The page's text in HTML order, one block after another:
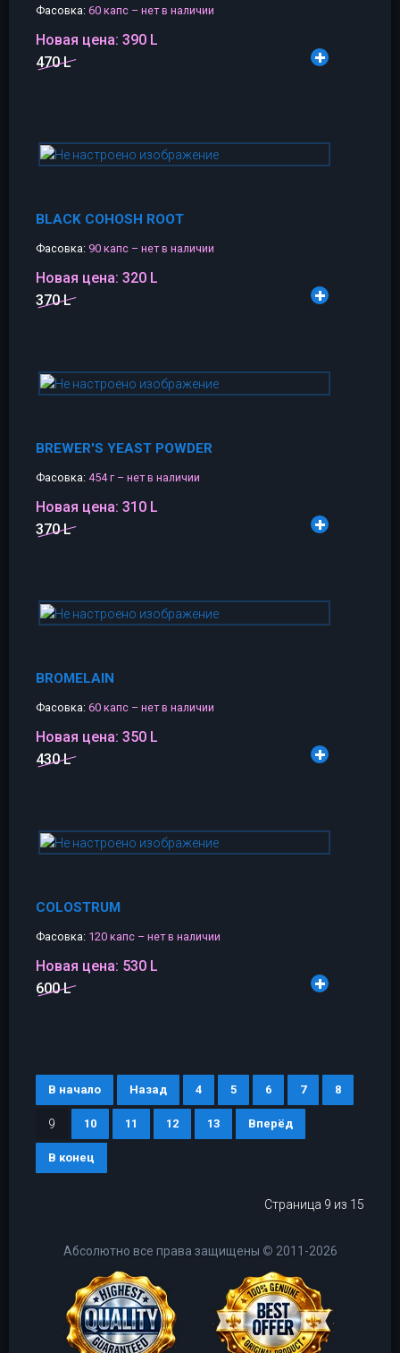
Фасовка: 60 капс – нет в наличии
Новая цена: 390 L
470 L
BLACK COHOSH ROOT
Фасовка: 90 капс – нет в наличии
Новая цена: 320 L
370 L
BREWER'S YEAST POWDER
Фасовка: 454 г – нет в наличии
Новая цена: 310 L
370 L
BROMELAIN
Фасовка: 60 капс – нет в наличии
Новая цена: 350 L
430 L
COLOSTRUM
Фасовка: 120 капс – нет в наличии
Новая цена: 530 L
600 L
В начало Назад 4 5 6 7 8
9 10 11 12 13 Вперёд
В конец
Страница 9 из 15
Абсолютно все права защищены © 2011-2026